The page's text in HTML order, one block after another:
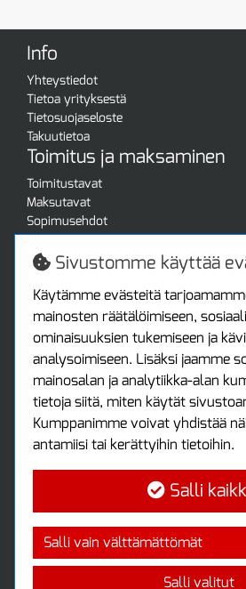
Info
Yhteystiedot
Tietoa yrityksestä
Tietosuojaseloste
Takuutietoa
Toimitus ja maksaminen
Toimitustavat
Maksutavat
Sopimusehdot
Turvallista ostamista
Jälleenmyyjille
Tax free / verovapaa myynti
Asiakastilini
Asiakastili
Luo tili
Kirjaudu sisään
Ota yhteyttä
Protools Oy
Tuottajankatu 13
Uutiskirje
Tilaa maksuton uutiskirjeemme
Sivustomme käyttää
Käytämme evästeitä
mainosten räätälöimiseen,
ominaisuuksien tukemiseen ja
analysoimiseen. Lisäksi jaamme
mainosalan ja analytiikka-alan
tietoja siitä, miten käytät
Kumppanimme voivat yhdistää
antamiisi tai kerättyihin tietoihin.
Salli
Salli vain välttämättömät
Salli valitut